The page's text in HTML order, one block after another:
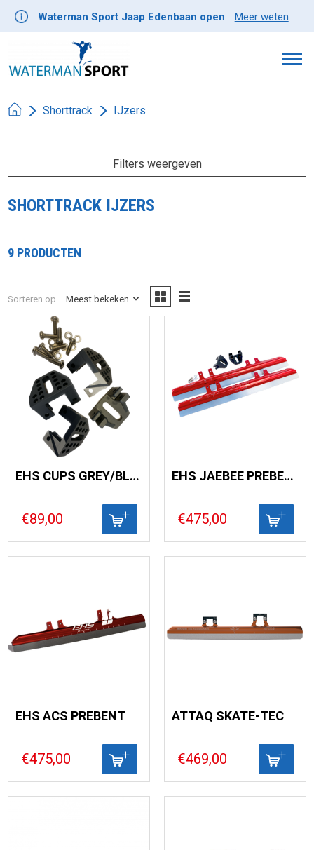
Waterman Sport Jaap Edenbaan open Meer weten
Shorttrack IJzers
Filters weergeven
SHORTTRACK IJZERS
9 PRODUCTEN
Sorteren op Meest bekeken
EHS CUPS GREY/BLUE
€89,00
EHS JAEBEE PREBENT
€475,00
EHS ACS PREBENT
€475,00
ATTAQ SKATE-TEC
€469,00